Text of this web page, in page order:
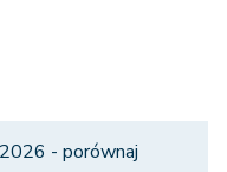
- porównaj